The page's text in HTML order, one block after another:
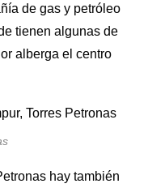
de gas y petróleo
tienen algunas de
alberga el centro
hay también